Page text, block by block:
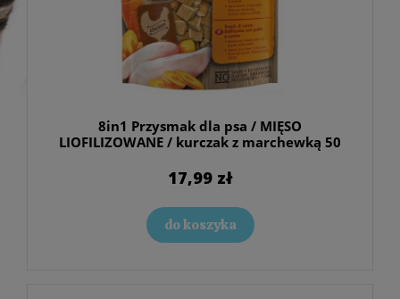
8in1 Przysmak dla psa / MIĘSO
LIOFILIZOWANE / kurczak z marchewką 50
17,99 zł
do koszyka